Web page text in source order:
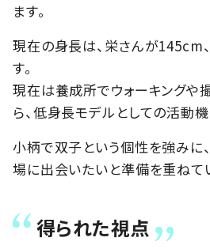
ます。
現在の身長は、栄さんが145cm
す。
現在は養成所でウォーキングや
ら、低身長モデルとしての活動
小柄で双子という個性を強みに
場に出会いたいと準備を重ねて
得られた視点